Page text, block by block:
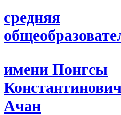
средняя
имени Понгсы
Ачан